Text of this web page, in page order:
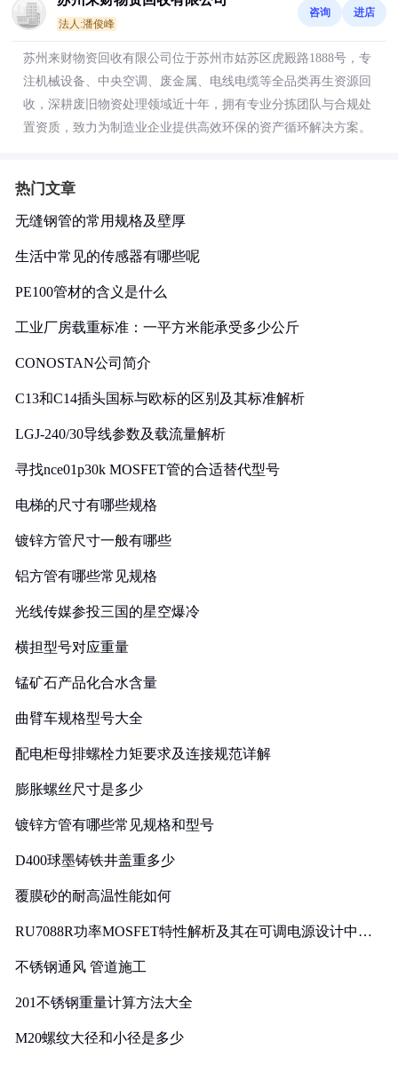
法人:潘俊峰
咨询 进店
苏州来财物资回收有限公司位于苏州市姑苏区虎殿路1888号，专
注机械设备、中央空调、废金属、电线电缆等全品类再生资源回
收，深耕废旧物资处理领域近十年，拥有专业分拣团队与合规处
置资质，致力为制造业企业提供高效环保的资产循环解决方案。
热门文章
无缝钢管的常用规格及壁厚
生活中常见的传感器有哪些呢
PE100管材的含义是什么
工业厂房载重标准：一平方米能承受多少公斤
CONOSTAN公司简介
C13和C14插头国标与欧标的区别及其标准解析
LGJ-240/30导线参数及载流量解析
寻找nce01p30k MOSFET管的合适替代型号
电梯的尺寸有哪些规格
镀锌方管尺寸一般有哪些
铝方管有哪些常见规格
光线传媒参投三国的星空爆冷
横担型号对应重量
锰矿石产品化合水含量
曲臂车规格型号大全
配电柜母排螺栓力矩要求及连接规范详解
膨胀螺丝尺寸是多少
镀锌方管有哪些常见规格和型号
D400球墨铸铁井盖重多少
覆膜砂的耐高温性能如何
RU7088R功率MOSFET特性解析及其在可调电源设计中的
不锈钢通风 管道施工
201不锈钢重量计算方法大全
M20螺纹大径和小径是多少